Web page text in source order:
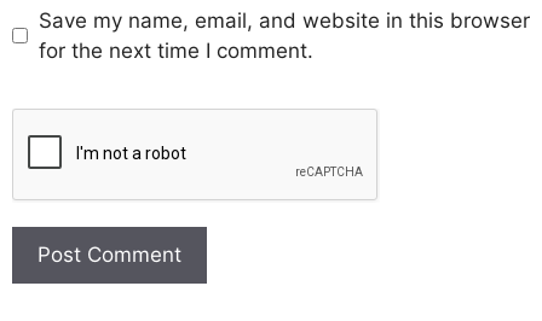
Save my name, email, and website in this browser
for the next time I comment.